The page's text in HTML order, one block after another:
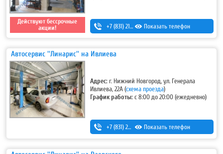
Действуют бессрочные
акции!
+7 (831) 213-75-75 (доб. 2) Показать телефон
Автосервис ''Линарис'' на Ивлиева
Адрес: г. Нижний Новгород, ул. Генерала
Ивлиева, 22А(схема проезда)
График работы:с 8:00 до 20:00 (ежедневно)
+7 (831) 266-00-13 Показать телефон